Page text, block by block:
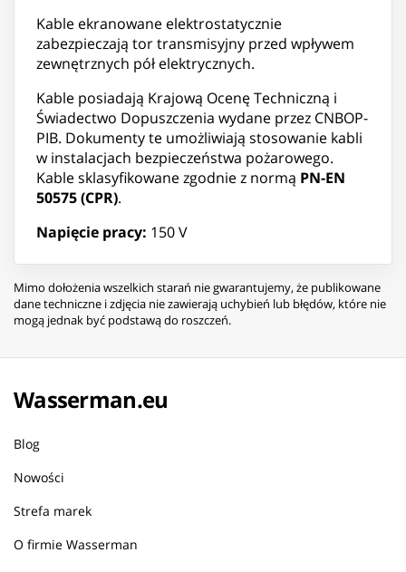
Kable ekranowane elektrostatycznie
zabezpieczają tor transmisyjny przed wpływem
zewnętrznych pół elektrycznych.
Kable posiadają Krajową Ocenę Techniczną i
Świadectwo Dopuszczenia wydane przez CNBOP-
PIB. Dokumenty te umożliwiają stosowanie kabli
w instalacjach bezpieczeństwa pożarowego.
Kable sklasyfikowane zgodnie z normą PN-EN
50575 (CPR).
Napięcie pracy: 150 V
Mimo dołożenia wszelkich starań nie gwarantujemy, że publikowane
dane techniczne i zdjęcia nie zawierają uchybień lub błędów, które nie
mogą jednak być podstawą do roszczeń.
Wasserman.eu
Blog
Nowości
Strefa marek
O firmie Wasserman